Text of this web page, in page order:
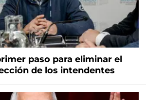
paso para eliminar el
de los intendentes